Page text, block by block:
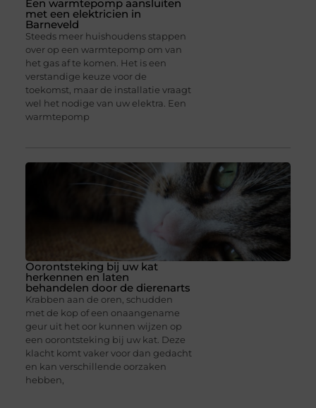
Een warmtepomp aansluiten
met een elektricien in
Barneveld
Steeds meer huishoudens stappen
over op een warmtepomp om van
het gas af te komen. Het is een
verstandige keuze voor de
toekomst, maar de installatie vraagt
wel het nodige van uw elektra. Een
warmtepomp
Oorontsteking bij uw kat
herkennen en laten
behandelen door de dierenarts
Krabben aan de oren, schudden
met de kop of een onaangename
geur uit het oor kunnen wijzen op
een oorontsteking bij uw kat. Deze
klacht komt vaker voor dan gedacht
en kan verschillende oorzaken
hebben,